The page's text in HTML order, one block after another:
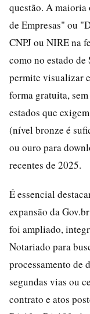
questão. A maioria
de Empresas" ou
CNPJ ou NIRE na
como no estado de
permite visualizar
forma gratuita,
estados que
(nível bronze é
ou ouro para
recentes de 2025.
É essencial
expansão da
foi ampliado,
Notariado para
processamento de
segundas vias ou
contrato e atos